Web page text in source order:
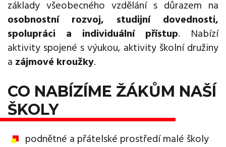
základy všeobecného vzdělání s důrazem na
osobnostní rozvoj, studijní dovednosti,
spolupráci a individuální přístup. Nabízí
aktivity spojené s výukou, aktivity školní družiny
a zájmové kroužky.
CO NABÍZÍME ŽÁKŮM NAŠÍ
ŠKOLY
podnětné a přátelské prostředí malé školy